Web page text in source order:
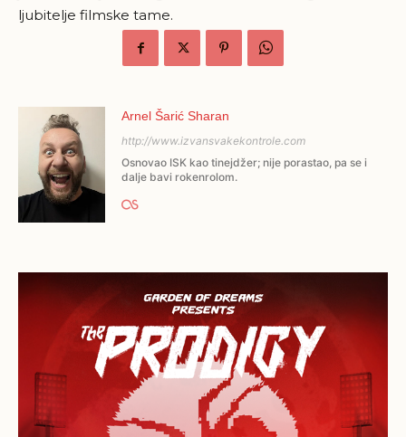
ljubitelje filmske tame.
Arnel Šarić Sharan
http://www.izvansvakekontrole.com
Osnovao ISK kao tinejdžer; nije porastao, pa se i
dalje bavi rokenrolom.